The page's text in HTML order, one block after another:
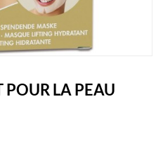
LA PEAU